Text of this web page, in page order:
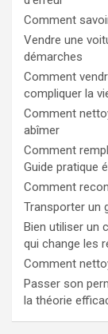
Comment
Vendre une
démarches
Comment
compliquer la
Comment
abîmer
Comment
Guide pratique
Comment
Transporter un
Bien utiliser un
qui change les
Comment
Passer son
la théorie